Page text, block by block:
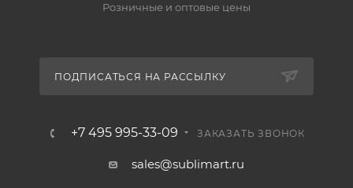
Розничные и оптовые цены
ПОДПИСАТЬСЯ НА РАССЫЛКУ
+7 495 995-33-09 ЗАКАЗАТЬ ЗВОНОК
sales@sublimart.ru